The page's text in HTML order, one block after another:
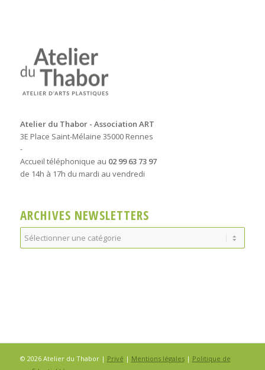
Atelier du Thabor - Association ART
3E Place Saint-Mélaine 35000 Rennes
-
Accueil téléphonique au 02 99 63 73 97
de 14h à 17h du mardi au vendredi
ARCHIVES NEWSLETTERS
Archives
Newsletters
© 2026 Atelier du Thabor | Privé | Mentions légales| Politique de